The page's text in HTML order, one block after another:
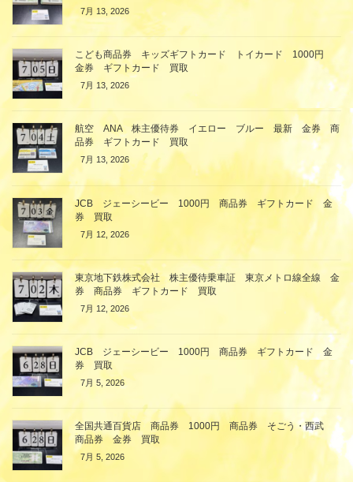
7月 13, 2026
こども商品券 キッズギフトカード トイカード 1000円
金券 ギフトカード 買取
7月 13, 2026
航空 ANA 株主優待券 イエロー ブルー 最新 金券 商
品券 ギフトカード 買取
7月 13, 2026
JCB ジェーシービー 1000円 商品券 ギフトカード 金
券 買取
7月 12, 2026
東京地下鉄株式会社 株主優待乗車証 東京メトロ線全線 金
券 商品券 ギフトカード 買取
7月 12, 2026
JCB ジェーシービー 1000円 商品券 ギフトカード 金
券 買取
7月 5, 2026
全国共通百貨店 商品券 1000円 商品券 そごう・西武
商品券 金券 買取
7月 5, 2026